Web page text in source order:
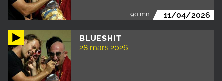
90 mn 11/04/2026
BLUESHIT
28 mars 2026